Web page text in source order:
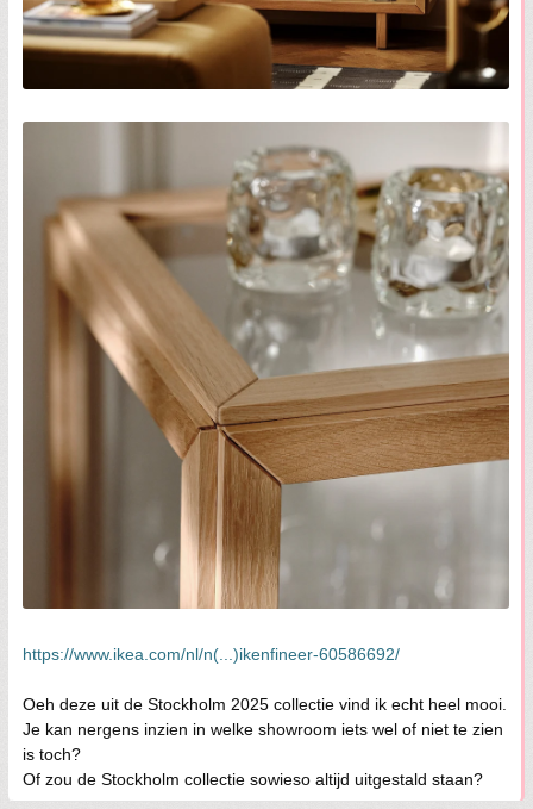
https://www.ikea.com/nl/n(...)ikenfineer-60586692/
Oeh deze uit de Stockholm 2025 collectie vind ik echt heel mooi.
Je kan nergens inzien in welke showroom iets wel of niet te zien
is toch?
Of zou de Stockholm collectie sowieso altijd uitgestald staan?